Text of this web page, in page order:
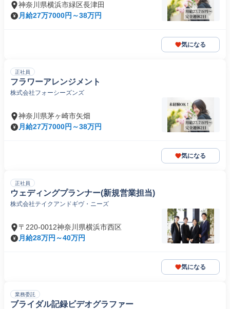
神奈川県横浜市緑区長津田
月給27万7000円～38万円
気になる
正社員
フラワーアレンジメント
株式会社フォーシーズンズ
神奈川県茅ヶ崎市矢畑
月給27万7000円～38万円
気になる
正社員
ウェディングプランナー(新規営業担当)
株式会社テイクアンドギヴ・ニーズ
〒220-0012神奈川県横浜市西区
月給28万円～40万円
気になる
業務委託
ブライダル記録ビデオグラファー